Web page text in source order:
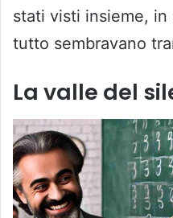
stati visti insieme,
tutto sembravano
La valle del